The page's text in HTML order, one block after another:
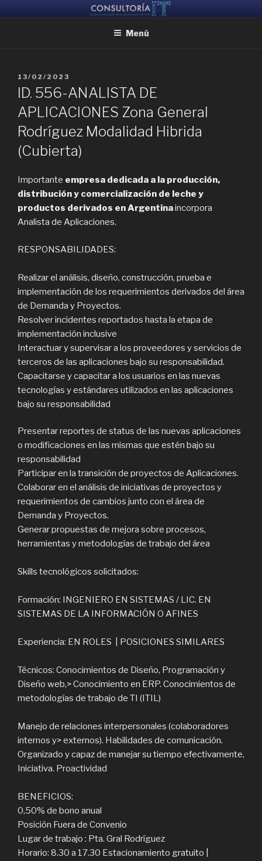
al
CONSULTORIA IT
Ayudamos a reunir grandes mentes, para que puedan crear juntas
Menú
PUBLICADO
EL
13/02/2023
ID. 556-ANALISTA DE
APLICACIONES Zona General
Rodríguez Modalidad Hibrida
(Cubierta)
Importante empresa dedicada a la producción,
distribución y comercialización de leche y
productos derivados en Argentinaincorpora
Analista de Aplicaciones.
RESPONSABILIDADES:
Realizar el análisis, diseño, construcción, prueba e
implementación de los requerimientos derivados del área
de Demanda y Proyectos.
Resolver incidentes reportados hasta la etapa de
implementación inclusive
Interactuar y supervisar a los proveedores y servicios de
terceros de las aplicaciones bajo su responsabilidad.
Capacitarse y capacitar a los usuarios en las nuevas
tecnologías y estándares utilizados en las aplicaciones
bajo su responsabilidad
Presentar reportes de status de las nuevas aplicaciones
o modificaciones en las mismas que estén bajo su
responsabilidad
Participar en la transición de proyectos de Aplicaciones.
Colaborar en el análisis de iniciativas de proyectos y
requerimientos de cambios junto con el área de
Demanda y Proyectos.
Generar propuestas de mejora sobre procesos,
herramientas y metodologías de trabajo del área
Skills tecnológicos solicitados:
Formación: INGENIERO EN SISTEMAS / LIC. EN
SISTEMAS DE LA INFORMACIÓN O AFINES
Experiencia: EN ROLES | POSICIONES SIMILARES
Técnicos: Conocimientos de Diseño, Programación y
Diseño web,> Conocimiento en ERP. Conocimientos de
metodologías de trabajo de TI (ITIL)
Manejo de relaciones interpersonales (colaboradores
internos y> externos). Habilidades de comunicación.
Organizado y capaz de manejar su tiempo efectivamente,
Iniciativa. Proactividad
BENEFICIOS:
0,50% de bono anual
Posición Fuera de Convenio
Lugar de trabajo : Pta. Gral Rodríguez
Horario: 8.30 a 17.30 Estacionamiento gratuito |